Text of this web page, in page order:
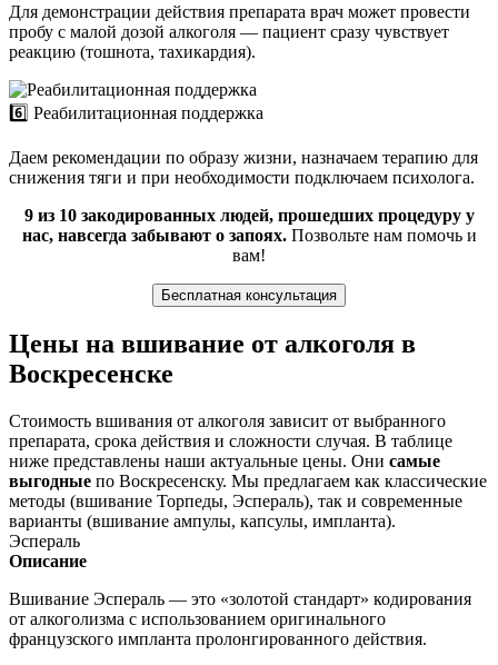
Для демонстрации действия препарата врач может провести
пробу с малой дозой алкоголя — пациент сразу чувствует
реакцию (тошнота, тахикардия).
6️⃣ Реабилитационная поддержка
Даем рекомендации по образу жизни, назначаем терапию для
снижения тяги и при необходимости подключаем психолога.
9 из 10 закодированных людей, прошедших процедуру у
нас, навсегда забывают о запоях.Позвольте нам помочь и
вам!
Бесплатная консультация
Цены на вшивание от алкоголя в
Воскресенске
Стоимость вшивания от алкоголя зависит от выбранного
препарата, срока действия и сложности случая. В таблице
ниже представлены наши актуальные цены. Они самые
выгодные по Воскресенску. Мы предлагаем как классические
методы (вшивание Торпеды, Эспераль), так и современные
варианты (вшивание ампулы, капсулы, импланта).
Эспераль
Описание
Вшивание Эспераль — это «золотой стандарт» кодирования
от алкоголизма с использованием оригинального
французского импланта пролонгированного действия.